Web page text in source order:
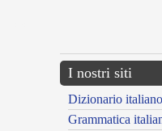
I nostri siti
Dizionario italiano
Grammatica